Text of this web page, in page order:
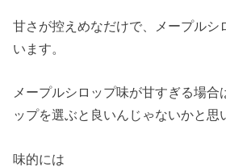
甘さが控えめなだけで、メープルシ
います。
メープルシロップ味が甘すぎる場合
ップを選ぶと良いんじゃないかと思
味的には